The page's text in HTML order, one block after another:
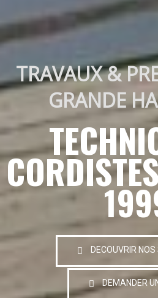
TRAVAUX &
GRANDE
DECOUVRIR
DEMANDER